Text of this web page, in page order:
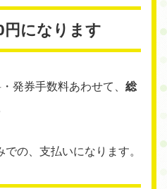
になります
発券手数料あわせて、 総
の、支払いになります。